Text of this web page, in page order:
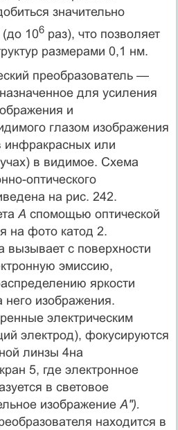
значительно
106раз), что позволяет
размерами 0,1 нм.
преобразователь —
для усиления
и
глазом изображения
инфракрасных или
в видимое. Схема
оптического
на рис. 242.
А спомощью оптической
на фото катод 2.
вызывает с поверхности
эмиссию,
яркости
него изображения.
электрическим
электрод), фокусируются
линзы 4на
5, где электронное
в световое
изображениеА").
находится в